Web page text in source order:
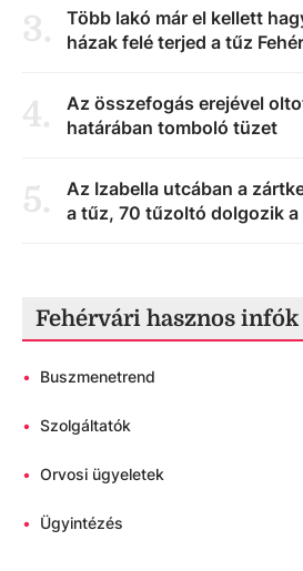
3.
Több lakó már el kellett
házak felé terjed a tűz
4.
Az összefogás erejével
határában tomboló tüzet
5.
Az Izabella utcában a
a tűz, 70 tűzoltó dolgozik a
Fehérvári hasznos infók
• Buszmenetrend
• Szolgáltatók
• Orvosi ügyeletek
• Ügyintézés